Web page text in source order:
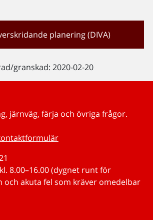
planering (DIVA)
granskad: 2020-02-20
järnväg, färja och övriga frågor.
8.00–16.00 (dygnet runt för
akuta fel som kräver omedelbar